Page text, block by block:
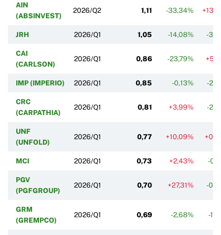
AIN
(ABSINVEST)
2026/Q2 1,11 -33,34%
JRH 2026/Q1 1,05 -14,08% -
CAI
(CARLSON)
2026/Q1 0,86 -23,79%
IMP (IMPERIO) 2026/Q1 0,85 -0,13% -
CRC
(CARPATHIA)
2026/Q1 0,81 +3,99% -
UNF
(UNFOLD)
2026/Q1 0,77 +10,09%
MCI 2026/Q1 0,73 +2,43% -
PGV
(PGFGROUP)
2026/Q1 0,70 +27,31% -
GRM
(GREMPCO)
2026/Q1 0,69 -2,68% -